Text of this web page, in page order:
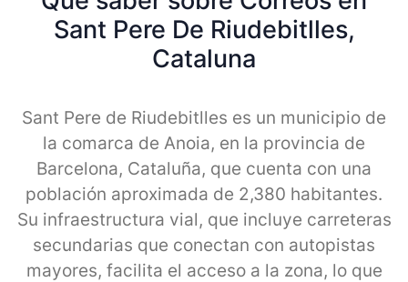
Sant Pere De Riudebitlles,
Cataluna
Sant Pere de Riudebitlles es un municipio de
la comarca de Anoia, en la provincia de
Barcelona, Cataluña, que cuenta con una
población aproximada de 2,380 habitantes.
Su infraestructura vial, que incluye carreteras
secundarias que conectan con autopistas
mayores, facilita el acceso a la zona, lo que